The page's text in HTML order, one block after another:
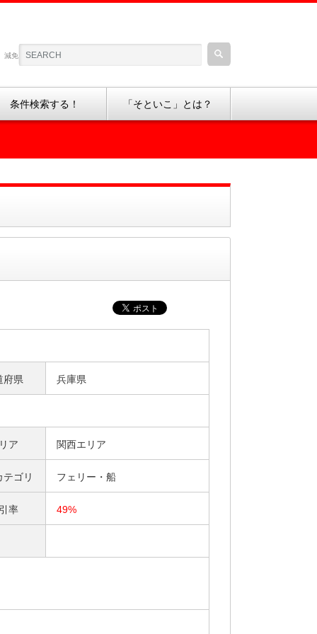
免制度などの情報をご紹介しているサイトです。
条件検索する！ 「そといこ」とは？
府県 兵庫県
ア 関西エリア
テゴリ フェリー・船
率 49%